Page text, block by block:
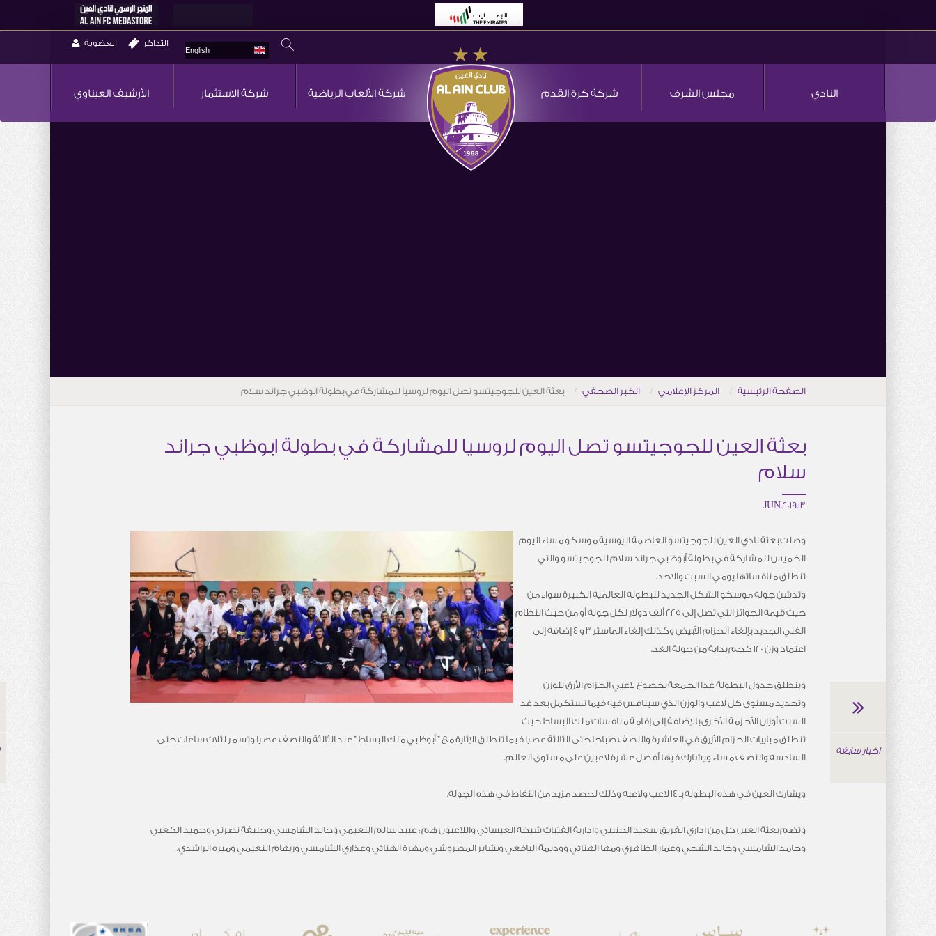
English
التذاكر العضوية
النادي مجلس الشرف شركة كرة القدم الأرشيف العيناوي شركة الاستثمار شركة الألعاب الرياضية
الصفحة الرئيسية المركز الإعلامي الخبر الصحفي بعثة العين للجوجيتسو تصل اليوم لروسيا للمشاركة في بطولة ابوظبي جراند سلام
بعثة العين للجوجيتسو تصل اليوم لروسيا للمشاركة في بطولة ابوظبي جراند
سلام
13.JUN.2019
وصلت بعثة نادي العين للجوجيتسو العاصمة الروسية موسكو مساء اليوم
الخميس للمشاركة في بطولة أبوظبي جراند سلام للجوجيتسو والتي
تنطلق منافساتها يومي السبت والاحد.
وتدشن جولة موسكو الشكل الجديد للبطولة العالمية الكبيرة سواء من
حيث قيمة الجوائز التي تصل إلى 225 ألف دولار لكل جولة أو من حيث النظام
الفني الجديد بإلغاء الحزام الأبيض وكذلك إلغاء الماستر 3 و 4 إضافة إلى
اعتماد وزن 120 كجم بداية من جولة الغد.
وينطلق جدول البطولة غدا الجمعة بخضوع لاعبي الحزام الأرق للوزن
وتحديد مستوى كل لاعب والوزن الذي سينافس فيه فيما تستكمل بعد غد
السبت أوزان الأحزمة الأخرى بالإضافة إلى إقامة منافسات ملك البساط حيث
تنطلق مباريات الحزام الأزرق في العاشرة والنصف صباحا حتى الثالثة عصرا فيما تنطلق الإثارة مع ” أبوظبي ملك البساط ” عند الثالثة والنصف عصرا وتسمر لثلاث ساعات حتى
السادسة والنصف مساء ويشارك فيها أفضل عشرة لاعبين على مستوى العالم.
ويشارك العين في هذه البطولة بـ 14 لاعب ولاعبه وذلك لحصد مزيد من النقاط في هذه الجولة.
وتضم بعثة العين كل من اداري الفريق سعيد الجنيبي وادارية الفتيات شيخه العيسائي واللاعبون هم : ‏عبيد سالم النعيمي وخالد الشامسي وخليفة نصرتي وحميد الكعبي
وحامد الشامسي وخالد الشحي وعمار الظاهري ومها الهنائي ووديمة اليافعي وبشاير المطروشي ومهرة الهنائي وعذاري الشامسي وريهام النعيمي وميره الراشدي.
اخبار سابقة